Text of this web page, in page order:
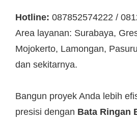
Hotline: 087852574222 /
Area layanan: Surabaya,
Mojokerto, Lamongan,
dan sekitarnya.
Bangun proyek Anda lebih
presisi dengan Bata Ringan